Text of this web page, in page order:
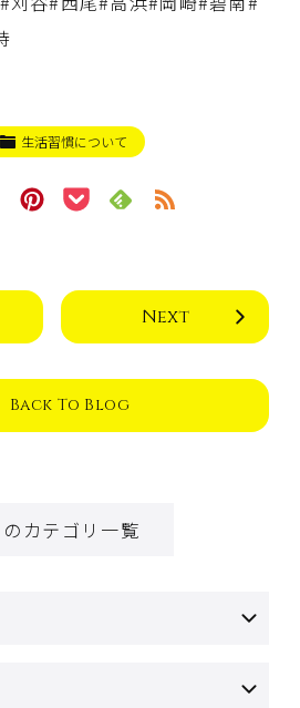
生活習慣について
Next
Back To Blog
カテゴリ一覧